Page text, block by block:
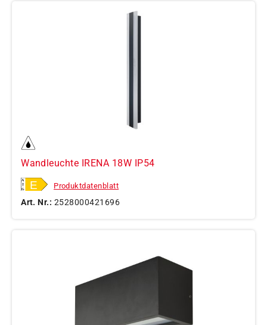
Wandleuchte IRENA 18W IP54
Produktdatenblatt
Art. Nr.: 2528000421696